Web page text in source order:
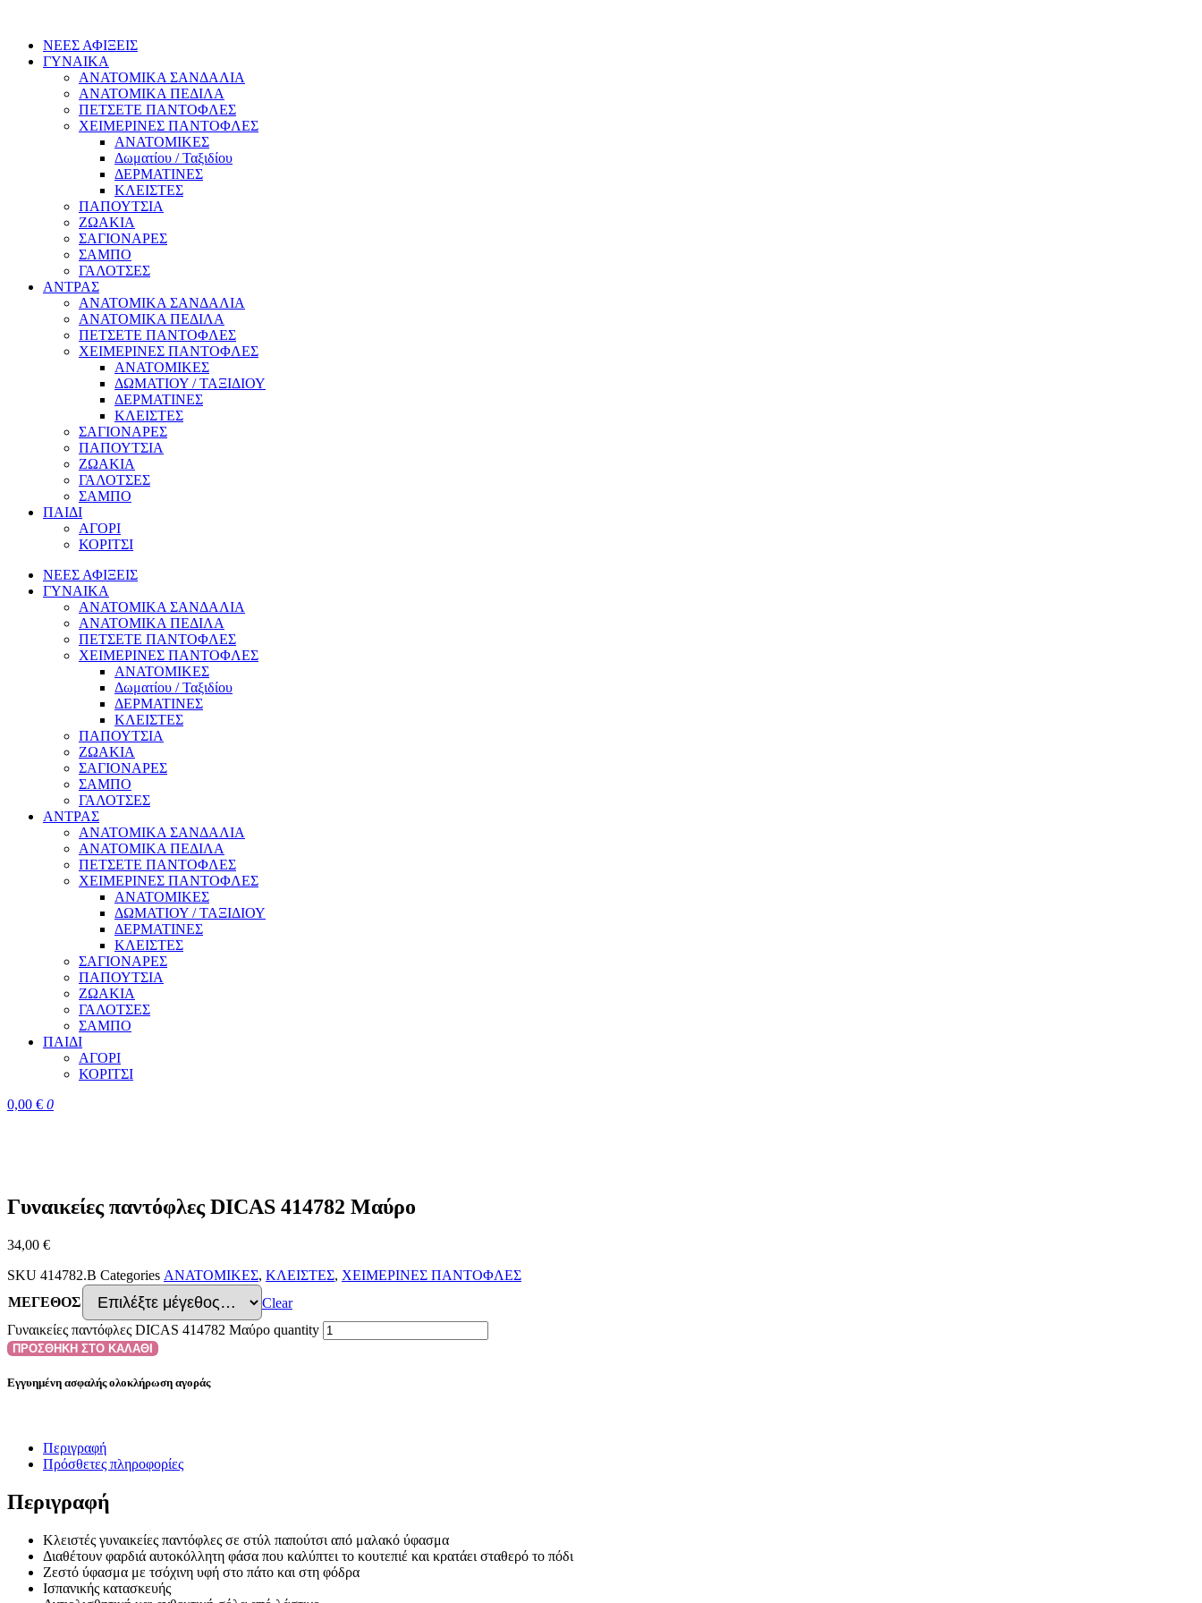
ΝΕΕΣ ΑΦΙΞΕΙΣ
ΓΥΝΑΙΚΑ
ΑΝΑΤΟΜΙΚΑ ΣΑΝΔΑΛΙΑ
ΑΝΑΤΟΜΙΚΑ ΠΕΔΙΛΑ
ΠΕΤΣΕΤΕ ΠΑΝΤΟΦΛΕΣ
ΧΕΙΜΕΡΙΝΕΣ ΠΑΝΤΟΦΛΕΣ
ΑΝΑΤΟΜΙΚΕΣ
Δωματίου / Ταξιδίου
ΔΕΡΜΑΤΙΝΕΣ
ΚΛΕΙΣΤΕΣ
ΠΑΠΟΥΤΣΙΑ
ΖΩΑΚΙΑ
ΣΑΓΙΟΝΑΡΕΣ
ΣΑΜΠΟ
ΓΑΛΟΤΣΕΣ
ΑΝΤΡΑΣ
ΑΝΑΤΟΜΙΚΑ ΣΑΝΔΑΛΙΑ
ΑΝΑΤΟΜΙΚΑ ΠΕΔΙΛΑ
ΠΕΤΣΕΤΕ ΠΑΝΤΟΦΛΕΣ
ΧΕΙΜΕΡΙΝΕΣ ΠΑΝΤΟΦΛΕΣ
ΑΝΑΤΟΜΙΚΕΣ
ΔΩΜΑΤΙΟΥ / ΤΑΞΙΔΙΟΥ
ΔΕΡΜΑΤΙΝΕΣ
ΚΛΕΙΣΤΕΣ
ΣΑΓΙΟΝΑΡΕΣ
ΠΑΠΟΥΤΣΙΑ
ΖΩΑΚΙΑ
ΓΑΛΟΤΣΕΣ
ΣΑΜΠΟ
ΠΑΙΔΙ
ΑΓΟΡΙ
ΚΟΡΙΤΣΙ
ΝΕΕΣ ΑΦΙΞΕΙΣ
ΓΥΝΑΙΚΑ
ΑΝΑΤΟΜΙΚΑ ΣΑΝΔΑΛΙΑ
ΑΝΑΤΟΜΙΚΑ ΠΕΔΙΛΑ
ΠΕΤΣΕΤΕ ΠΑΝΤΟΦΛΕΣ
ΧΕΙΜΕΡΙΝΕΣ ΠΑΝΤΟΦΛΕΣ
ΑΝΑΤΟΜΙΚΕΣ
Δωματίου / Ταξιδίου
ΔΕΡΜΑΤΙΝΕΣ
ΚΛΕΙΣΤΕΣ
ΠΑΠΟΥΤΣΙΑ
ΖΩΑΚΙΑ
ΣΑΓΙΟΝΑΡΕΣ
ΣΑΜΠΟ
ΓΑΛΟΤΣΕΣ
ΑΝΤΡΑΣ
ΑΝΑΤΟΜΙΚΑ ΣΑΝΔΑΛΙΑ
ΑΝΑΤΟΜΙΚΑ ΠΕΔΙΛΑ
ΠΕΤΣΕΤΕ ΠΑΝΤΟΦΛΕΣ
ΧΕΙΜΕΡΙΝΕΣ ΠΑΝΤΟΦΛΕΣ
ΑΝΑΤΟΜΙΚΕΣ
ΔΩΜΑΤΙΟΥ / ΤΑΞΙΔΙΟΥ
ΔΕΡΜΑΤΙΝΕΣ
ΚΛΕΙΣΤΕΣ
ΣΑΓΙΟΝΑΡΕΣ
ΠΑΠΟΥΤΣΙΑ
ΖΩΑΚΙΑ
ΓΑΛΟΤΣΕΣ
ΣΑΜΠΟ
ΠΑΙΔΙ
ΑΓΟΡΙ
ΚΟΡΙΤΣΙ
0,00 € 0
Γυναικείες παντόφλες DICAS 414782 Μαύρο
34,00 €
SKU 414782.B Categories ΑΝΑΤΟΜΙΚΕΣ, ΚΛΕΙΣΤΕΣ, ΧΕΙΜΕΡΙΝΕΣ ΠΑΝΤΟΦΛΕΣ
ΜΕΓΕΘΟΣ
Clear
Γυναικείες παντόφλες DICAS 414782 Μαύρο quantity
ΠΡΟΣΘΗΚΗ ΣΤΟ ΚΑΛΑΘΙ
Εγγυημένη ασφαλής ολοκλήρωση αγοράς
Περιγραφή
Πρόσθετες πληροφορίες
Περιγραφή
Κλειστές γυναικείες παντόφλες σε στύλ παπούτσι από μαλακό ύφασμα
Διαθέτουν φαρδιά αυτοκόλλητη φάσα που καλύπτει το κουτεπιέ και κρατάει σταθερό το πόδι
Ζεστό ύφασμα με τσόχινη υφή στο πάτο και στη φόδρα
Ισπανικής κατασκευής